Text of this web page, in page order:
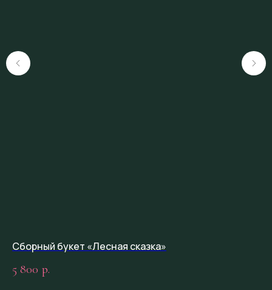
Сборный букет «Лесная сказка»
5 800 р.